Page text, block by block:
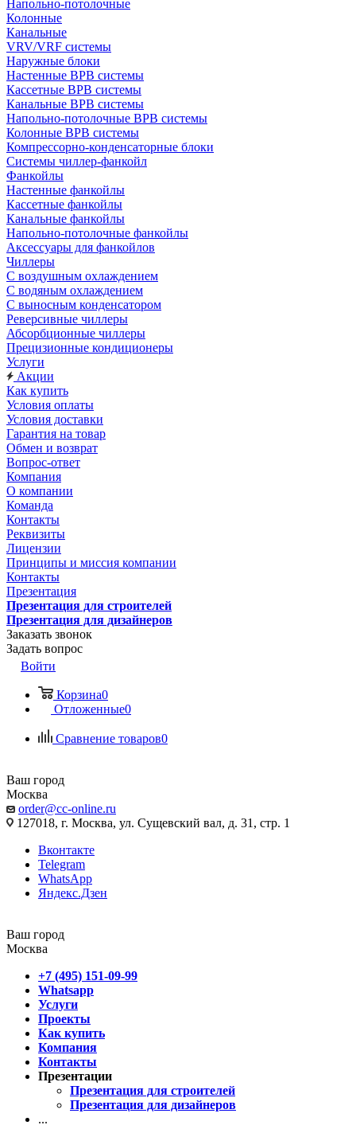
Напольно-потолочные
Колонные
Канальные
VRV/VRF системы
Наружные блоки
Настенные ВРВ системы
Кассетные ВРВ системы
Канальные ВРВ системы
Напольно-потолочные ВРВ системы
Колонные ВРВ системы
Компрессорно-конденсаторные блоки
Системы чиллер-фанкойл
Фанкойлы
Настенные фанкойлы
Кассетные фанкойлы
Канальные фанкойлы
Напольно-потолочные фанкойлы
Аксессуары для фанкойлов
Чиллеры
С воздушным охлаждением
С водяным охлаждением
С выносным конденсатором
Реверсивные чиллеры
Абсорбционные чиллеры
Прецизионные кондиционеры
Услуги
Акции
Как купить
Условия оплаты
Условия доставки
Гарантия на товар
Обмен и возврат
Вопрос-ответ
Компания
О компании
Команда
Контакты
Реквизиты
Лицензии
Принципы и миссия компании
Контакты
Презентация
Презентация для строителей
Презентация для дизайнеров
Заказать звонок
Задать вопрос
Войти
Корзина0
Отложенные0
Сравнение товаров0
Ваш город
Москва
order@cc-online.ru
127018, г. Москва, ул. Сущевский вал, д. 31, стр. 1
Вконтакте
Telegram
WhatsApp
Яндекс.Дзен
Ваш город
Москва
+7 (495) 151-09-99
Whatsapp
Услуги
Проекты
Как купить
Компания
Контакты
Презентации
Презентация для строителей
Презентация для дизайнеров
...